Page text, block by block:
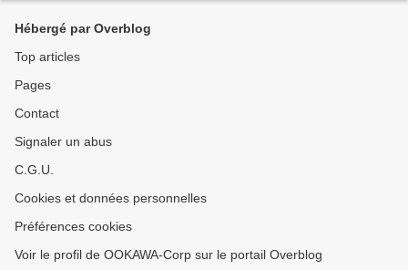
Hébergé par Overblog
Top articles
Pages
Contact
Signaler un abus
C.G.U.
Cookies et données personnelles
Préférences cookies
Voir le profil de OOKAWA-Corp sur le portail Overblog